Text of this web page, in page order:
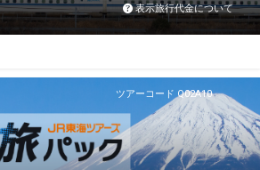
表示旅行代金について
ツアーコード Q02A10